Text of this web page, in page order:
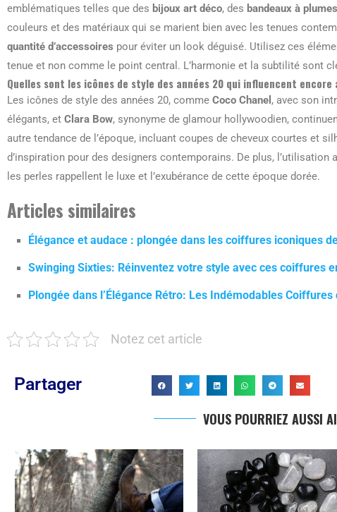
emblématiques telles que des bijoux art déco, des bandeaux à plumes
couleurs et des matériaux qui se marient bien avec les tenues
quantité d’accessoires pour éviter un look déguisé. Utilisez ces
tenue et non comme le point central. L’harmonie et la subtilité sont
Quelles sont les icônes de style des années 20 qui influencent encore
Les icônes de style des années 20, comme Coco Chanel , avec son
élégants, et Clara Bow, synonyme de glamour hollywoodien,
autre tendance de l’époque, incluant coupes de cheveux courtes et
d’inspiration pour des designers contemporains. De plus, l’utilisation
les perles rappellent le luxe et l’exubérance de cette époque dorée.
Articles similaires
Élégance et audace : plongée dans les coiffures iconiques
Swinging Sixties: Réinventez votre style avec ces coiffures
Plongée dans l’Élégance Rétro: Les Indémodables Coiffures
Notez cet article
Partager
VOUS POURRIEZ AUSSI